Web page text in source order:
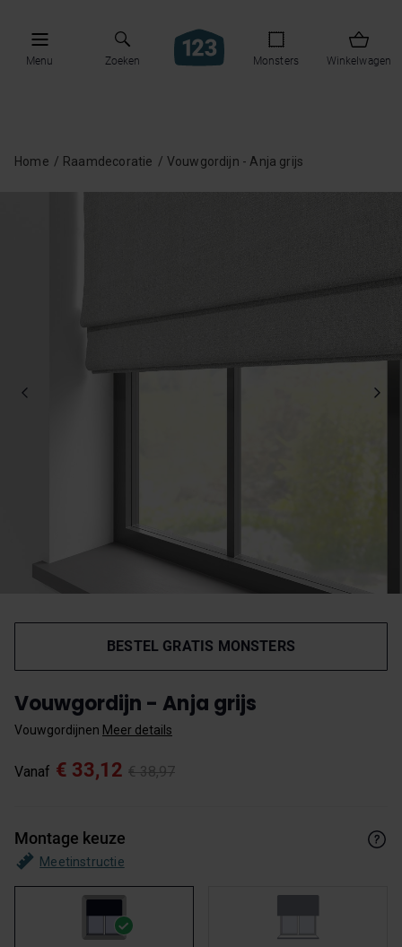
Menu Zoeken Monsters Winkelwagen
Home Raamdecoratie Vouwgordijn - Anja grijs
BESTEL GRATIS MONSTERS
Vouwgordijn - Anja grijs
Vouwgordijnen Meer details
Vanaf € 38,97
€ 33,12
Montage keuze
Meetinstructie